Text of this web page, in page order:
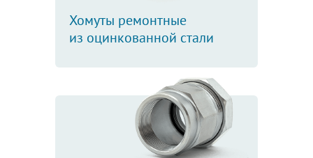
Хомуты ремонтные
из оцинкованной стали